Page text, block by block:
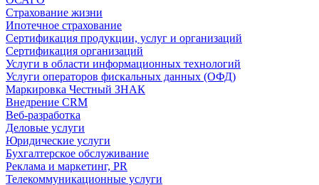
Страхование жизни
Ипотечное страхование
Сертификация продукции, услуг и организаций
Сертификация организаций
Услуги в области информационных технологий
Услуги операторов фискальных данных (ОФД)
Маркировка Честный ЗНАК
Внедрение CRM
Веб-разработка
Деловые услуги
Юридические услуги
Бухгалтерское обслуживание
Реклама и маркетинг, PR
Телекоммуникационные услуги